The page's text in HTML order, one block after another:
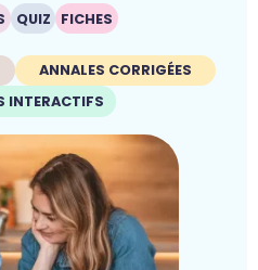
QUIZ FICHES
ANNALES CORRIGÉES
INTERACTIFS